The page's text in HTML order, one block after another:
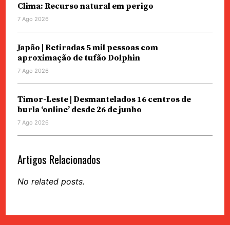
Clima: Recurso natural em perigo
7 Ago 2026
Japão | Retiradas 5 mil pessoas com
aproximação de tufão Dolphin
7 Ago 2026
Timor-Leste | Desmantelados 16 centros de
burla ‘online’ desde 26 de junho
7 Ago 2026
Artigos Relacionados
No related posts.